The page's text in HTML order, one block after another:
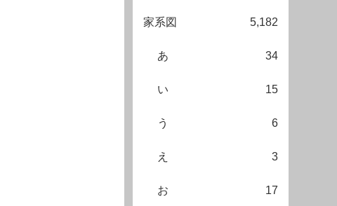
家系図 5,182
あ 34
い 15
う 6
え 3
お 17